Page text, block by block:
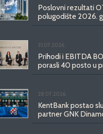
Poslovni rezultati
polugodište 2026.
31.07.2026.
Prihodi i EBITDA
porasli 40 posto u
28.07.2026.
KentBank postao
partner GNK